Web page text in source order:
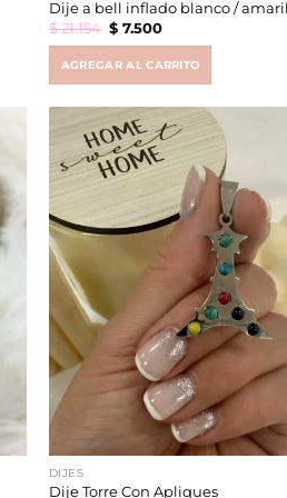
Dije a bell inflado blanco /
$21.154 Original
price
$ 21.154.
$7.500Current
$ 7.500.
AGREGAR AL CARRITO
DIJES
Dije Torre Con Apliques